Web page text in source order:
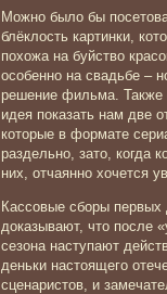
Можно было бы
блёклость картинки,
похожа на буйство
особенно на свадьбе –
решение фильма. Также
идея показать нам две
которые в формате
раздельно, зато, когда
них, отчаянно хочется
Кассовые сборы первых
доказывают, что после
сезона наступают
деньки настоящего
сценаристов, и